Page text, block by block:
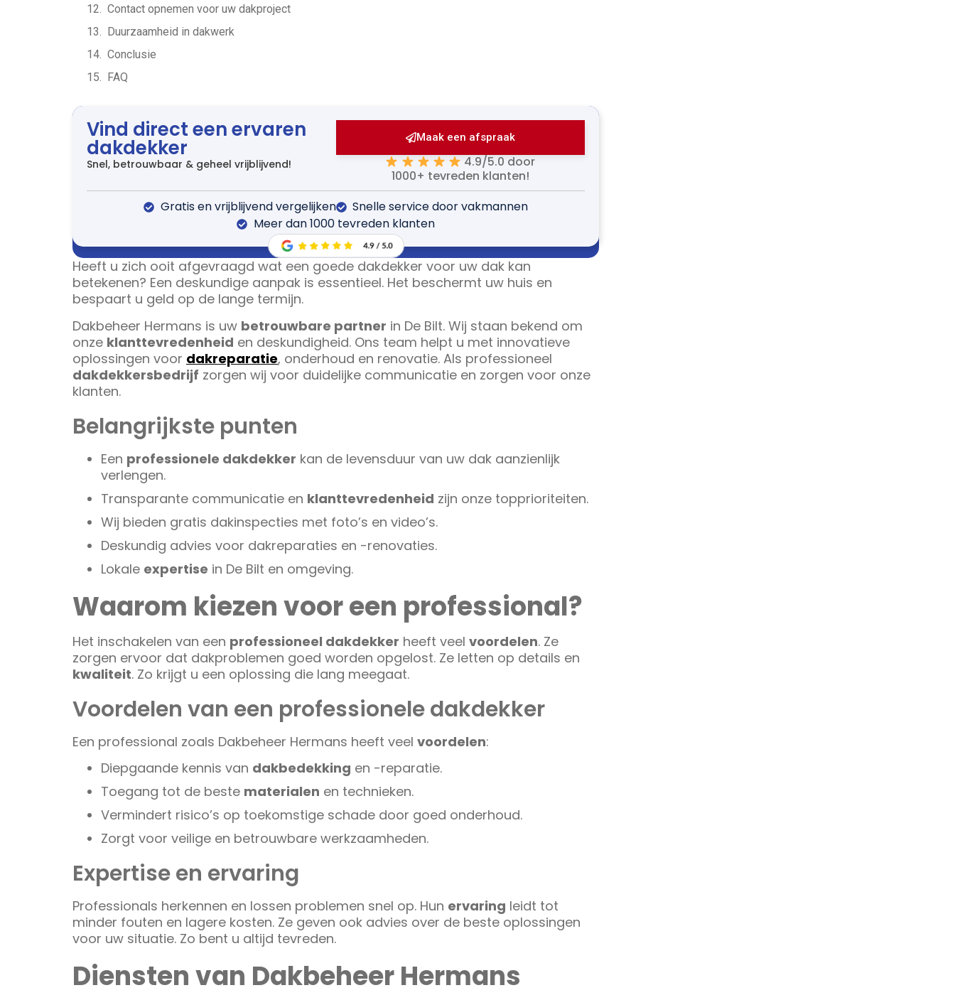
Contact opnemen voor uw dakproject
Duurzaamheid in dakwerk
Conclusie
FAQ
Vind direct een ervaren
dakdekker
Snel, betrouwbaar & geheel vrijblijvend!
Maak een afspraak
4.9/5.0 door
1000+ tevreden klanten!
Gratis en vrijblijvend vergelijken
Snelle service door vakmannen
Meer dan 1000 tevreden klanten
Heeft u zich ooit afgevraagd wat een goede dakdekker voor uw dak kan
betekenen? Een deskundige aanpak is essentieel. Het beschermt uw huis en
bespaart u geld op de lange termijn.
Dakbeheer Hermans is uw betrouwbare partner in De Bilt. Wij staan bekend om
onze klanttevredenheid en deskundigheid. Ons team helpt u met innovatieve
oplossingen voor dakreparatie, onderhoud en renovatie. Als professioneel
dakdekkersbedrijf zorgen wij voor duidelijke communicatie en zorgen voor onze
klanten.
Belangrijkste punten
Een professionele dakdekker kan de levensduur van uw dak aanzienlijk
verlengen.
Transparante communicatie en klanttevredenheid zijn onze topprioriteiten.
Wij bieden gratis dakinspecties met foto’s en video’s.
Deskundig advies voor dakreparaties en -renovaties.
Lokale expertise in De Bilt en omgeving.
Waarom kiezen voor een professional?
Het inschakelen van een professioneel dakdekker heeft veel voordelen. Ze
zorgen ervoor dat dakproblemen goed worden opgelost. Ze letten op details en
kwaliteit. Zo krijgt u een oplossing die lang meegaat.
Voordelen van een professionele dakdekker
Een professional zoals Dakbeheer Hermans heeft veel voordelen:
Diepgaande kennis van dakbedekking en -reparatie.
Toegang tot de beste materialen en technieken.
Vermindert risico’s op toekomstige schade door goed onderhoud.
Zorgt voor veilige en betrouwbare werkzaamheden.
Expertise en ervaring
Professionals herkennen en lossen problemen snel op. Hun ervaring leidt tot
minder fouten en lagere kosten. Ze geven ook advies over de beste oplossingen
voor uw situatie. Zo bent u altijd tevreden.
Diensten van Dakbeheer Hermans